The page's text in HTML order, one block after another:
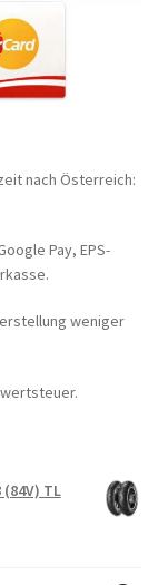
nach Österreich:
Pay, EPS-
weniger
TL